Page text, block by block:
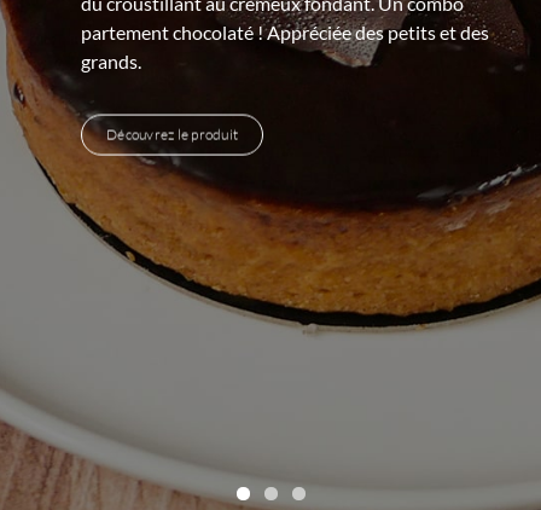
pain de caractère qui vaut son goût unique au
mélange de deux farines (blé, seigle).
Découvrez le produit